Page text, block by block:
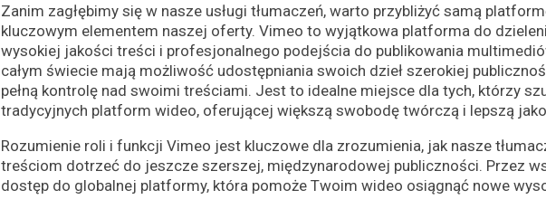
Zanim zagłębimy się w nasze usługi tłumaczeń, warto przybliżyć samą
kluczowym elementem naszej oferty. Vimeo to wyjątkowa platforma do
wysokiej jakości treści i profesjonalnego podejścia do publikowania
całym świecie mają możliwość udostępniania swoich dzieł szerokiej
pełną kontrolę nad swoimi treściami. Jest to idealne miejsce dla tych, którzy
tradycyjnych platform wideo, oferującej większą swobodę twórczą i lepszą
Rozumienie roli i funkcji Vimeo jest kluczowe dla zrozumienia, jak nasze
treściom dotrzeć do jeszcze szerszej, międzynarodowej publiczności. Przez
dostęp do globalnej platformy, która pomoże Twoim wideo osiągnąć nowe